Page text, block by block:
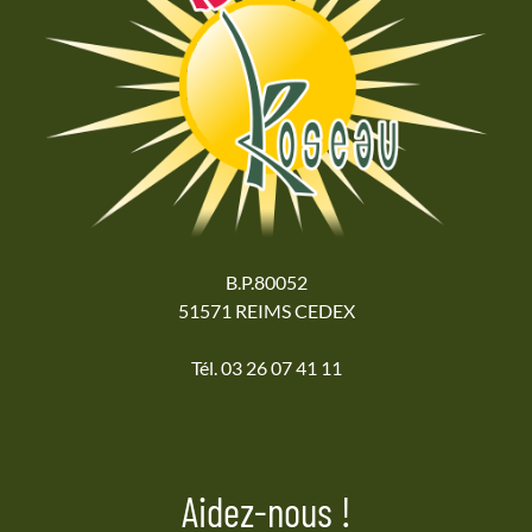
B.P.80052
51571 REIMS CEDEX
Tél. 03 26 07 41 11
Aidez-nous !